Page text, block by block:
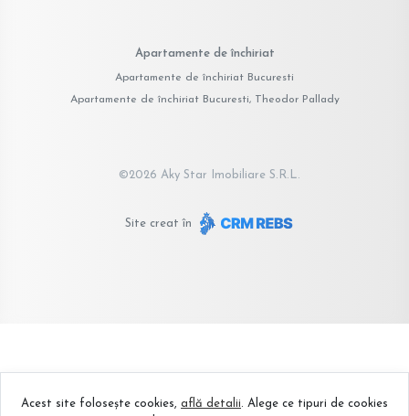
Apartamente de închiriat
Apartamente de închiriat Bucuresti
Apartamente de închiriat Bucuresti, Theodor Pallady
©2026 Aky Star Imobiliare S.R.L.
Site creat în
Acest site folosește cookies, află detalii. Alege ce tipuri de cookies